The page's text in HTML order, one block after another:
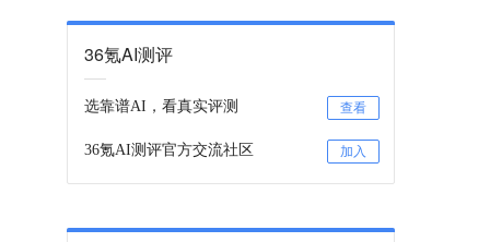
36氪AI测评
选靠谱AI，看真实评测 查看
36氪AI测评官方交流社区 加入